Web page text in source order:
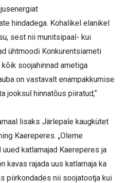
hindadega. Kohalikel elanikel
sest nii munit­sipaal- kui
ühtmoodi Konkurentsiameti
soojahinnad ametiga
on vasta­valt enampakkumise
jooksul hinnatõus piiratud,“
lisaks Järlepale kaugkütet
Kaereperes. „Oleme
uued katlamajad Kaereperes ja
kavas rajada uus katlamaja ka
piirkondades nii soojatootja kui